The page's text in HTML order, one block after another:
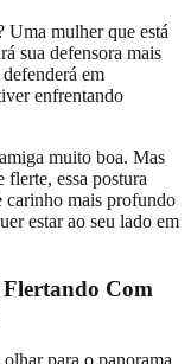
Uma mulher que está
sua defensora mais
em
enfrentando
muito boa. Mas
essa postura
carinho mais profundo
estar ao seu lado em
Com